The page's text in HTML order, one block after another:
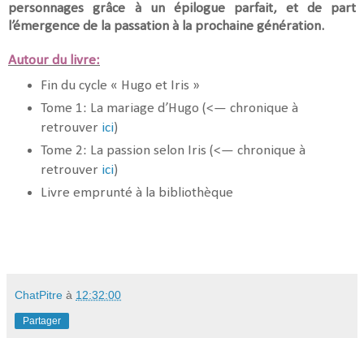
personnages grâce à un épilogue parfait, et de part
l’émergence de la passation à la prochaine génération.
Autour du livre:
Fin du cycle « Hugo et Iris »
Tome 1: La mariage d’Hugo (<— chronique à
retrouver ici)
Tome 2: La passion selon Iris (<— chronique à
retrouver ici)
Livre emprunté à la bibliothèque
ChatPitre à 12:32:00
Partager